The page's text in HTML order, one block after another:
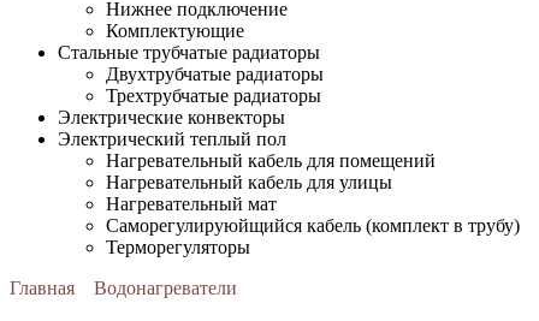
Нижнее подключение
Комплектующие
Стальные трубчатые радиаторы
Двухтрубчатые радиаторы
Трехтрубчатые радиаторы
Электрические конвекторы
Электрический теплый пол
Нагревательный кабель для помещений
Нагревательный кабель для улицы
Нагревательный мат
Cаморегулируюйщийся кабель (комплект в трубу)
Терморегуляторы
Главная
Водонагреватели